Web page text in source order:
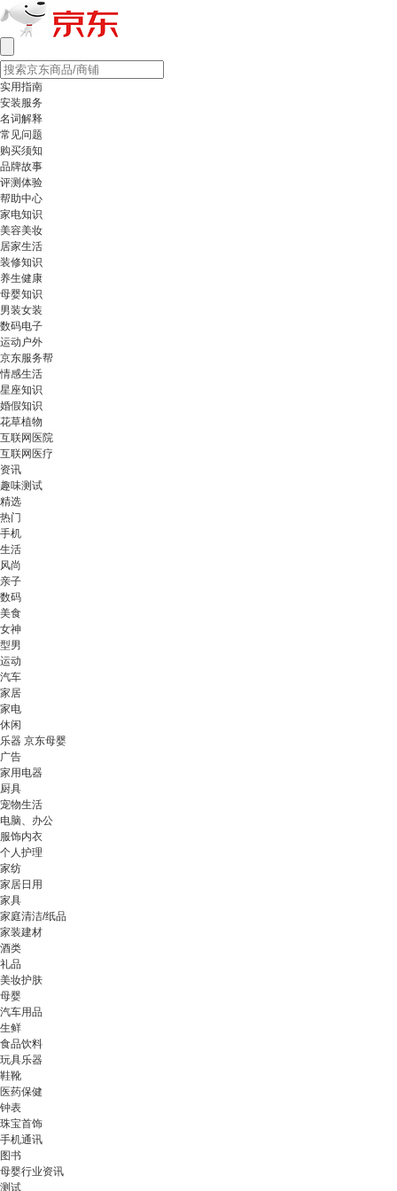
实用指南
安装服务
名词解释
常见问题
购买须知
品牌故事
评测体验
帮助中心
家电知识
美容美妆
居家生活
装修知识
养生健康
母婴知识
男装女装
数码电子
运动户外
京东服务帮
情感生活
星座知识
婚假知识
花草植物
互联网医院
互联网医疗
资讯
趣味测试
精选
热门
手机
生活
风尚
亲子
数码
美食
女神
型男
运动
汽车
家居
家电
休闲
乐器 京东母婴
广告
家用电器
厨具
宠物生活
电脑、办公
服饰内衣
个人护理
家纺
家居日用
家具
家庭清洁/纸品
家装建材
酒类
礼品
美妆护肤
母婴
汽车用品
生鲜
食品饮料
玩具乐器
鞋靴
医药保健
钟表
珠宝首饰
手机通讯
图书
母婴行业资讯
测试